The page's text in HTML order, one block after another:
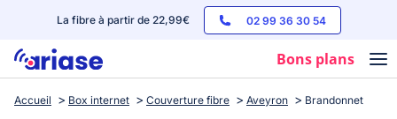
La fibre à partir de 22,99€ 02 99 36 30 54
Bons plans
Box internet
Accueil Box internet Couverture fibre Aveyron Brandonnet